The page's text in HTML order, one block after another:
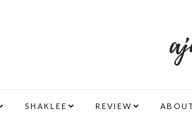
SHAKLEE REVIEW